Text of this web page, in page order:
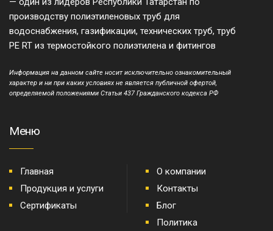
производству полиэтиленовых труб для
водоснабжения, газификации, технических труб, труб
PE RT из термостойкого полиэтилена и фитингов
Информация на данном сайте носит исключительно ознакомительный
характер и ни при каких условиях не является публичной офертой,
определяемой положениями Статьи 437 Гражданского кодекса РФ
Меню
Главная
Продукция и услуги
Сертификаты
О компании
Контакты
Блог
Политика